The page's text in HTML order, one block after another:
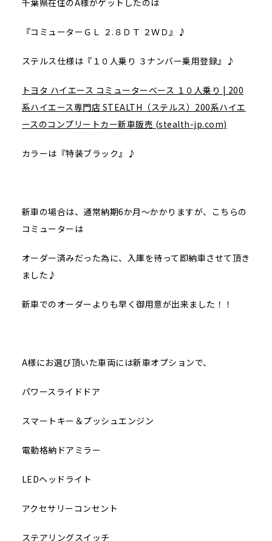
千葉県在住のA様がゲットしたのは
『コミューターＧＬ ２.８ＤＴ ２ＷＤ』♪
ステルス仕様は『１０人乗り ３ナンバー乗用登録』♪
トヨタ ハイエース コミューターベース １０人乗り | 200
系ハイエース専門店 STEALTH（ステルス）200系ハイエ
ースのコンプリートカー新車販売 (stealth-jp.com)
カラーは『特装ブラック』♪
新車の場合は、通常納期6か月～かかりますが、こちらの
コミューターは
オーダー済みだった為に、入庫を待って即納車させて頂き
ました♪
新車でのオーダーよりも早く御用意が出来ました！！
A様にお選び頂いた車両には新車オプションで、
パワースライドドア
スマートキー＆プッシュエンジン
電動格納ドアミラー
LEDヘッドライト
アクセサリーコンセント
ステアリングスイッチ